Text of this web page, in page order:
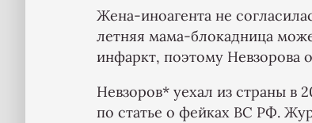
Жена-иноагента не
летняя мама-блокадница
инфаркт, поэтому Невзорова
Невзоров* уехал из страны в
по статье о фейках ВС РФ.